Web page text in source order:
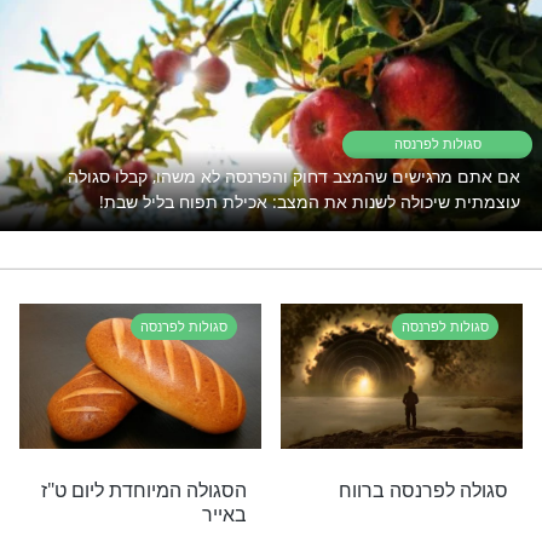
פרנסה
זה לא דבר נעים לאף אחד, אבל
עוד לא ניסיתם?לחצו כאן לפרטים
תוכן בנושא סגולות לפרנסה